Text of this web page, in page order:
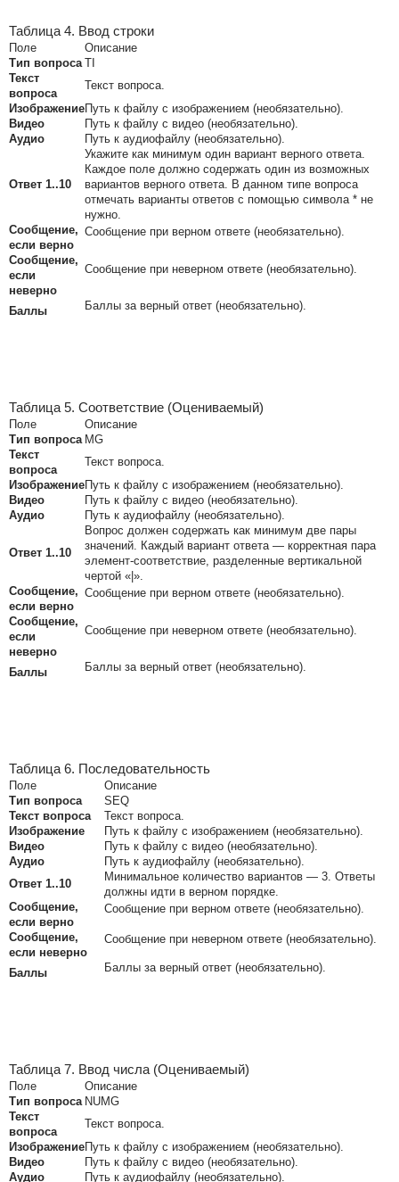
Таблица 4. Ввод строки
Поле
Описание
Тип вопроса TI
Текст
вопроса
Текст вопроса.
ИзображениеПуть к файлу с изображением (необязательно).
Видео
Путь к файлу с видео (необязательно).
Аудио
Путь к аудиофайлу (необязательно).
Ответ 1..10
Укажите как минимум один вариант верного ответа.
Каждое поле должно содержать один из возможных
вариантов верного ответа. В данном типе вопроса
отмечать варианты ответов с помощью символа * не
нужно.
Сообщение,
если верно
Сообщение при верном ответе (необязательно).
Сообщение,
если
неверно
Сообщение при неверном ответе (необязательно).
Баллы Баллы за верный ответ (необязательно).
Таблица 5. Соответствие (Оцениваемый)
Поле
Описание
Тип вопроса MG
Текст
вопроса
Текст вопроса.
ИзображениеПуть к файлу с изображением (необязательно).
Видео
Путь к файлу с видео (необязательно).
Аудио
Путь к аудиофайлу (необязательно).
Ответ 1..10
Вопрос должен содержать как минимум две пары
значений. Каждый вариант ответа — корректная пара
элемент-соответствие, разделенные вертикальной
чертой «|».
Сообщение,
если верно
Сообщение при верном ответе (необязательно).
Сообщение,
если
неверно
Сообщение при неверном ответе (необязательно).
Баллы Баллы за верный ответ (необязательно).
Таблица 6. Последовательность
Поле
Описание
Тип вопроса
SEQ
Текст вопроса
Текст вопроса.
Изображение
Путь к файлу с изображением (необязательно).
Видео
Путь к файлу с видео (необязательно).
Аудио
Путь к аудиофайлу (необязательно).
Ответ 1..10
Минимальное количество вариантов — 3. Ответы
должны идти в верном порядке.
Сообщение,
если верно
Сообщение при верном ответе (необязательно).
Сообщение,
если неверно
Сообщение при неверном ответе (необязательно).
Баллы Баллы за верный ответ (необязательно).
Таблица 7. Ввод числа (Оцениваемый)
Поле
Описание
Тип вопроса NUMG
Текст
вопроса
Текст вопроса.
ИзображениеПуть к файлу с изображением (необязательно).
Видео
Путь к файлу с видео (необязательно).
Аудио
Путь к аудиофайлу (необязательно).